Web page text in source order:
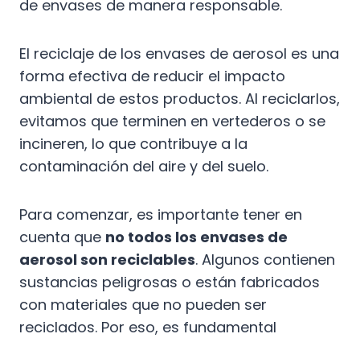
de envases de manera responsable.
El reciclaje de los envases de aerosol es una
forma efectiva de reducir el impacto
ambiental de estos productos. Al reciclarlos,
evitamos que terminen en vertederos o se
incineren, lo que contribuye a la
contaminación del aire y del suelo.
Para comenzar, es importante tener en
cuenta que no todos los envases de
aerosol son reciclables. Algunos contienen
sustancias peligrosas o están fabricados
con materiales que no pueden ser
reciclados. Por eso, es fundamental